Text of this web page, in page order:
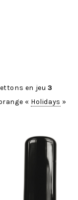
en jeu 3
« Holidays »